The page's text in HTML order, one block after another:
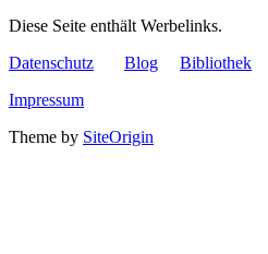
Diese Seite enthält Werbelinks.
Datenschutz
Blog Bibliothek
Impressum
Theme by SiteOrigin